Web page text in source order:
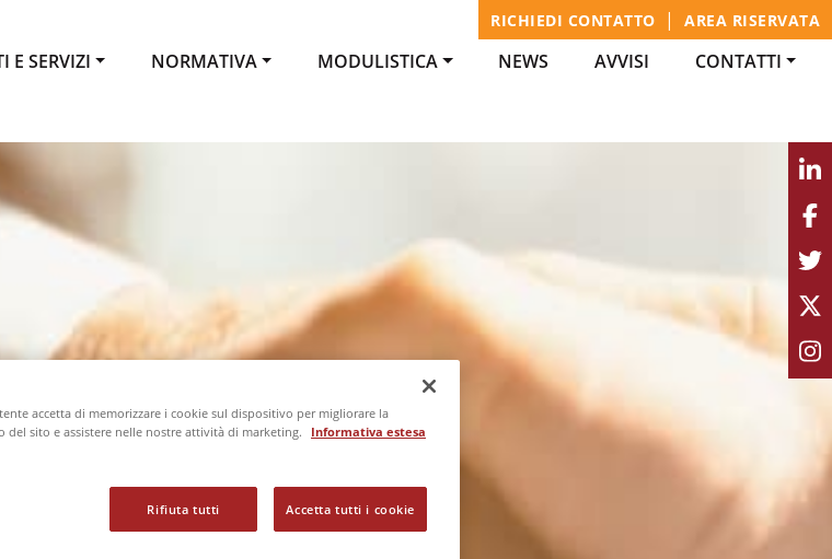
RICHIEDI CONTATTO | AREA RISERVATA
E SERVIZI NORMATIVA MODULISTICA NEWS AVVISI CONTATTI
accetta di memorizzare i cookie sul dispositivo per migliorare la
del sito e assistere nelle nostre attività di marketing.
Informativa estesa
Rifiuta tutti Accetta tutti i cookie